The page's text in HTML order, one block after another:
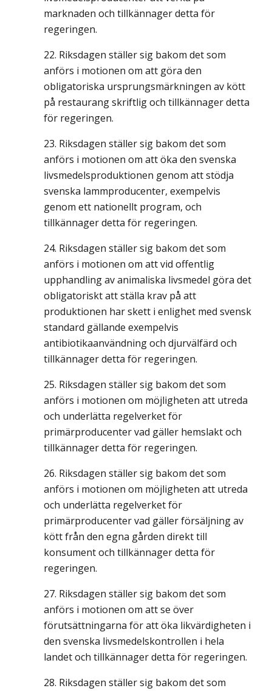
marknaden och tillkännager detta för
regeringen.
Riksdagen ställer sig bakom det som
anförs i motionen om att göra den
obligatoriska ursprungsmärkningen av kött
på restaurang skriftlig och tillkännager detta
för regeringen.
Riksdagen ställer sig bakom det som
anförs i motionen om att öka den svenska
livsmedelsproduktionen genom att stödja
svenska lammproducenter, exempelvis
genom ett nationellt program, och
tillkännager detta för regeringen.
Riksdagen ställer sig bakom det som
anförs i motionen om att vid offentlig
upphandling av animaliska livsmedel göra det
obligatoriskt att ställa krav på att
produktionen har skett i enlighet med svensk
standard gällande exempelvis
antibiotikaanvändning och djurvälfärd och
tillkännager detta för regeringen.
Riksdagen ställer sig bakom det som
anförs i motionen om möjligheten att utreda
och underlätta regelverket för
primärproducenter vad gäller hemslakt och
tillkännager detta för regeringen.
Riksdagen ställer sig bakom det som
anförs i motionen om möjligheten att utreda
och underlätta regelverket för
primärproducenter vad gäller försäljning av
kött från den egna gården direkt till
konsument och tillkännager detta för
regeringen.
Riksdagen ställer sig bakom det som
anförs i motionen om att se över
förutsättningarna för att öka likvärdigheten i
den svenska livsmedelskontrollen i hela
landet och tillkännager detta för regeringen.
Riksdagen ställer sig bakom det som